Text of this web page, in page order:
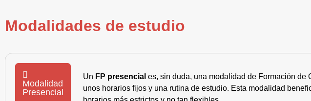
Modalidades de estudio
Modalidad
Presencial
Un FP presencial es, sin duda, una modalidad de Formación de
unos horarios fijos y una rutina de estudio. Esta modalidad